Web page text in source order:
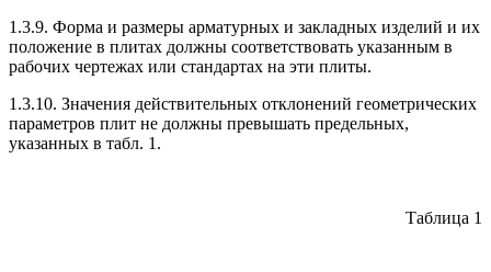
1.3.9. Форма и размеры арматурных и закладных изделий и их
положение в плитах должны соответствовать указанным в
рабочих чертежах или стандартах на эти плиты.
1.3.10. Значения действительных отклонений геометрических
параметров плит не должны превышать предельных,
указанных в табл. 1.
Таблица 1